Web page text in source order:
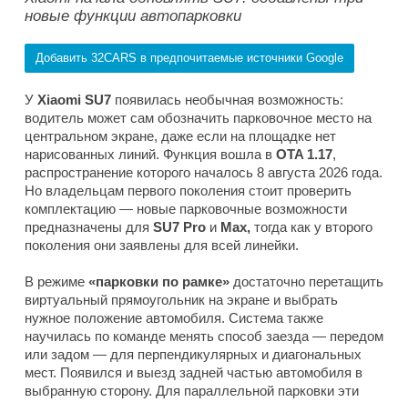
новые функции автопарковки
Добавить 32CARS в предпочитаемые источники Google
У Xiaomi SU7 появилась необычная возможность:
водитель может сам обозначить парковочное место на
центральном экране, даже если на площадке нет
нарисованных линий. Функция вошла в OTA 1.17,
распространение которого началось 8 августа 2026 года.
Но владельцам первого поколения стоит проверить
комплектацию — новые парковочные возможности
предназначены для SU7 Pro и Max, тогда как у второго
поколения они заявлены для всей линейки.
В режиме «парковки по рамке» достаточно перетащить
виртуальный прямоугольник на экране и выбрать
нужное положение автомобиля. Система также
научилась по команде менять способ заезда — передом
или задом — для перпендикулярных и диагональных
мест. Появился и выезд задней частью автомобиля в
выбранную сторону. Для параллельной парковки эти